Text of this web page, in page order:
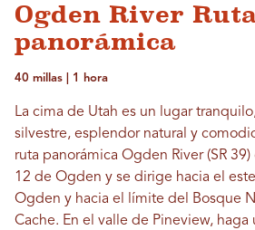
Ogden River
panorámica
40 millas | 1 hora
La cima de Utah es un lugar
silvestre, esplendor natural y
ruta panorámica Ogden River (SR
12 de Ogden y se dirige hacia el
Ogden y hacia el límite del Bosque
Cache. En el valle de Pineview, haga